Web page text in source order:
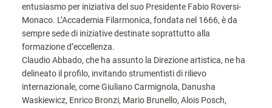
entusiasmo per iniziativa del suo Presidente Fabio Roversi-
Monaco. L’Accademia Filarmonica, fondata nel 1666, è da
sempre sede di iniziative destinate soprattutto alla
formazione d’eccellenza.
Claudio Abbado, che ha assunto la Direzione artistica, ne ha
delineato il profilo, invitando strumentisti di rilievo
internazionale, come Giuliano Carmignola, Danusha
Waskiewicz, Enrico Bronzi, Mario Brunello, Alois Posch,